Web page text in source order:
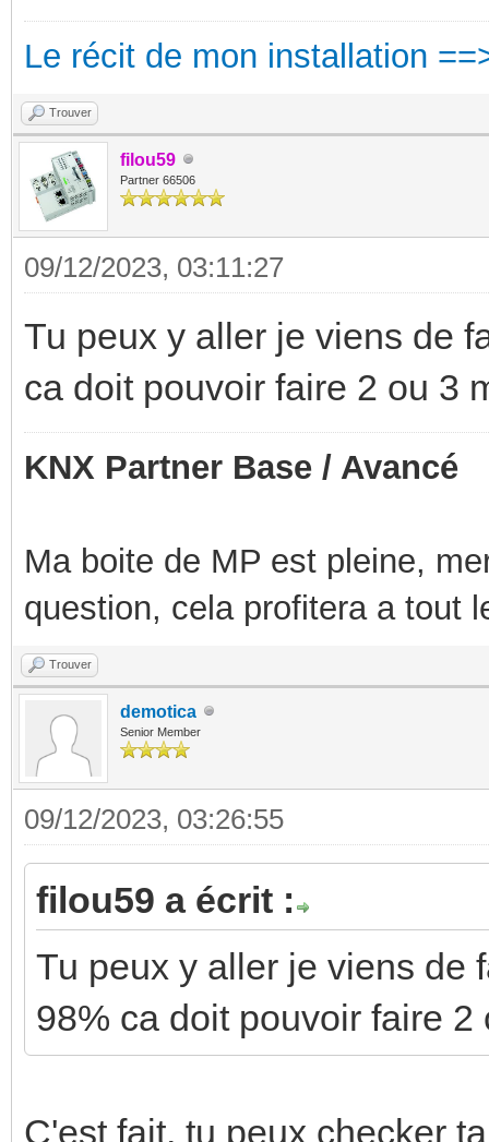
Le récit de mon installation
Trouver
filou59
Partner 66506
09/12/2023, 03:11:27
Tu peux y aller je viens de
ca doit pouvoir faire 2 ou 3
KNX Partner Base / Avancé
Ma boite de MP est pleine,
question, cela profitera a tout
Trouver
demotica
Senior Member
09/12/2023, 03:26:55
filou59 a écrit :
Tu peux y aller je viens de
98% ca doit pouvoir faire 2
C'est fait, tu peux checker